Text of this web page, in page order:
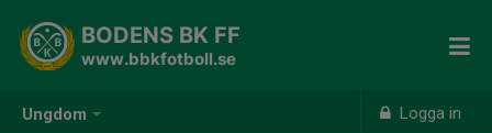
Ungdom Logga in
BODENS BK FF
www.bbkfotboll.se